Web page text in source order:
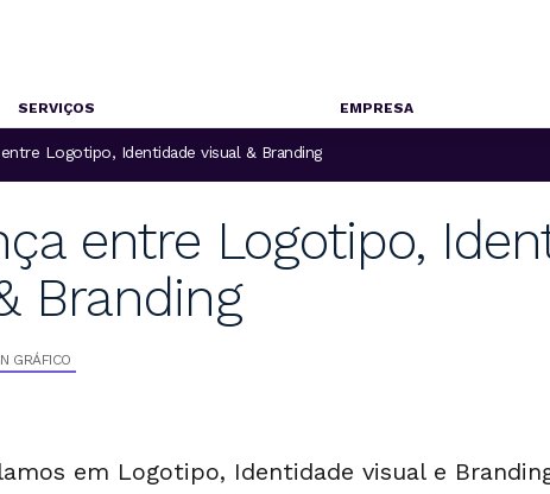
SERVIÇOS EMPRESA
Logotipo, Identidade visual & Branding
entre Logotipo,
Branding
GRÁFICO
em Logotipo, Identidade visual e